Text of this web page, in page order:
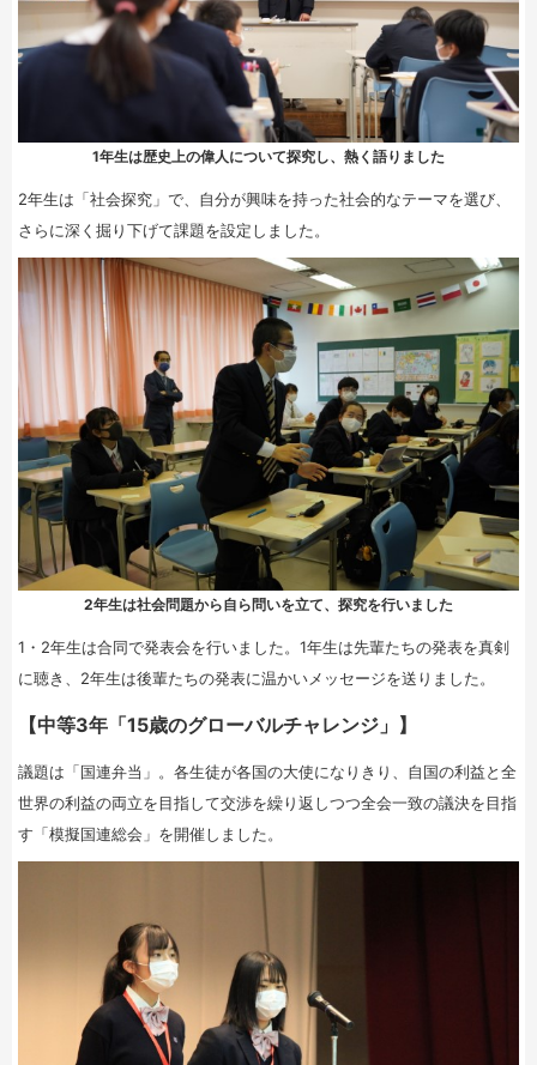
1年生は歴史上の偉人について探究し、熱く語りました
2年生は「社会探究」で、自分が興味を持った社会的なテーマを選び、
さらに深く掘り下げて課題を設定しました。
2年生は社会問題から自ら問いを立て、探究を行いました
1・2年生は合同で発表会を行いました。1年生は先輩たちの発表を真剣
に聴き、2年生は後輩たちの発表に温かいメッセージを送りました。
【中等3年「15歳のグローバルチャレンジ」】
議題は「国連弁当」。各生徒が各国の大使になりきり、自国の利益と全
世界の利益の両立を目指して交渉を繰り返しつつ全会一致の議決を目指
す「模擬国連総会」を開催しました。